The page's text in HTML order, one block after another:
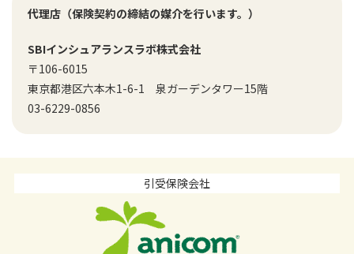
代理店（保険契約の締結の媒介を行います。）
SBIインシュアランスラボ株式会社
〒106-6015
東京都港区六本木1-6-1 泉ガーデンタワー15階
03-6229-0856
引受保険会社